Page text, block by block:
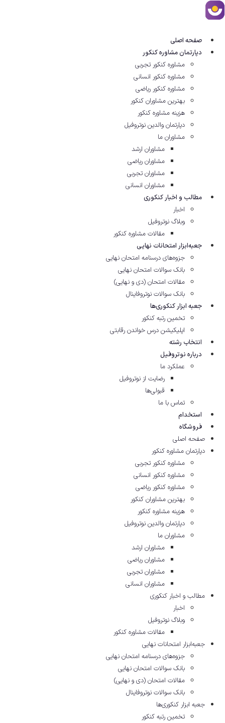
صفحه اصلی
دپارتمان مشاوره کنکور
مشاوره کنکور تجربی
مشاوره کنکور انسانی
مشاوره کنکور ریاضی
بهترین مشاوران کنکور
هزینه مشاوره کنکور
دپارتمان والدین نوتروفیل
مشاوران ما
مشاوران ارشد
مشاوران ریاضی
مشاوران تجربی
مشاوران انسانی
مطالب و اخبار کنکوری
اخبار
وبلاگ نوتروفیل
مقالات مشاوره‌ کنکور
جعبه‌ابزار امتحانات نهایی
جزوه‌های درسنامه امتحان نهایی
بانک سوالات امتحان نهایی
مقالات امتحان (دی و نهایی)
بانک سوالات نوتروفاینال
جعبه ابزار کنکوری‌ها
تخمین رتبه کنکور
اپلیکیشن درس خواندن رقابتی
انتخاب رشته
درباره نوتروفیل
عملکرد ما
رضایت از نوتروفیل
قبولی‌ها
تماس با ما
استخدام
فروشگاه
صفحه اصلی
دپارتمان مشاوره کنکور
مشاوره کنکور تجربی
مشاوره کنکور انسانی
مشاوره کنکور ریاضی
بهترین مشاوران کنکور
هزینه مشاوره کنکور
دپارتمان والدین نوتروفیل
مشاوران ما
مشاوران ارشد
مشاوران ریاضی
مشاوران تجربی
مشاوران انسانی
مطالب و اخبار کنکوری
اخبار
وبلاگ نوتروفیل
مقالات مشاوره‌ کنکور
جعبه‌ابزار امتحانات نهایی
جزوه‌های درسنامه امتحان نهایی
بانک سوالات امتحان نهایی
مقالات امتحان (دی و نهایی)
بانک سوالات نوتروفاینال
جعبه ابزار کنکوری‌ها
تخمین رتبه کنکور